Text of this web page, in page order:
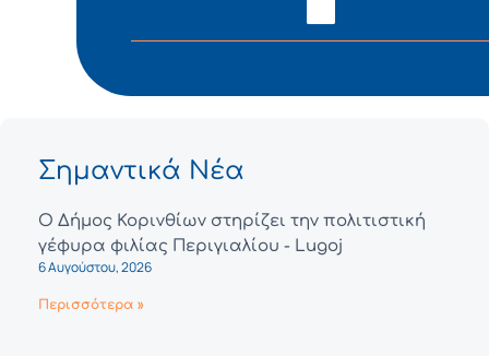
Σημαντικά Νέα
Ο Δήμος Κορινθίων στηρίζει την πολιτιστική
γέφυρα φιλίας Περιγιαλίου - Lugoj
6 Αυγούστου, 2026
Περισσότερα »